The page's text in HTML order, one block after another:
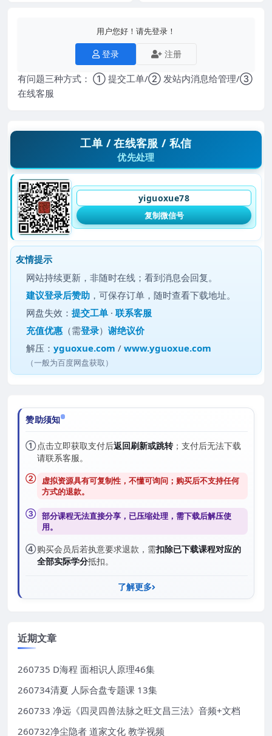
用户您好！请先登录！
登录 注册
有问题三种方式： ① 提交工单/② 发站内消息给管理/③
在线客服
工单 / 在线客服 / 私信
优先处理
yiguoxue78
复制微信号
友情提示
网站持续更新，非随时在线；看到消息会回复。
建议登录后赞助 ，可保存订单，随时查看下载地址。
网盘失效：提交工单 ·联系客服
充值优惠 （需登录）谢绝议价
解压：yguoxue.com /www.yguoxue.com
（一般为百度网盘获取）
赞助须知
①点击立即获取支付后返回刷新或跳转；支付后无法下载
请联系客服。
② 虚拟资源具有可复制性，不懂可询问；购买后不支持任何
方式的退款。
③ 部分课程无法直接分享，已压缩处理，需下载后解压使
用。
④购买会员后若执意要求退款，需扣除已下载课程对应的
全部实际学分抵扣。
了解更多
近期文章
260735 D海程 面相识人原理46集
260734清夏 人际合盘专题课 13集
260733 净远《四灵四兽法脉之旺文昌三法》音频+文档
260732净尘隐者 道家文化 教学视频